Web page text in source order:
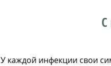
У каждой инфекции свои